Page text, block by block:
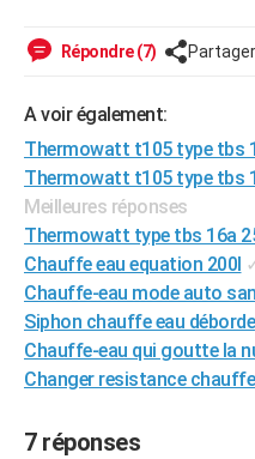
Répondre (7) Partager
A voir également:
Thermowatt t105 type tbs
Thermowatt t105 type tbs
Meilleures réponses
Thermowatt type tbs 16a
Chauffe eau equation 200l
Chauffe-eau mode auto
Siphon chauffe eau déborde
Chauffe-eau qui goutte la
Changer resistance
7 réponses